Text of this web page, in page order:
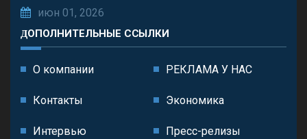
июн 01, 2026
ДОПОЛНИТЕЛЬНЫЕ ССЫЛКИ
О компании РЕКЛАМА У НАС
Контакты Экономика
Интервью Пресс-релизы